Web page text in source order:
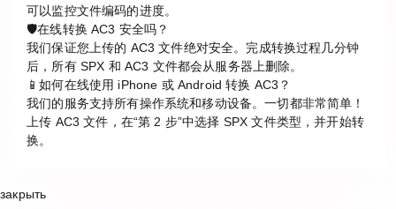
可以监控文件编码的进度。
🛡️在线转换 AC3 安全吗？
我们保证您上传的 AC3 文件绝对安全。完成转换过程几分钟
后，所有 SPX 和 AC3 文件都会从服务器上删除。
📱如何在线使用 iPhone 或 Android 转换 AC3？
我们的服务支持所有操作系统和移动设备。一切都非常简单！
上传 AC3 文件，在“第 2 步”中选择 SPX 文件类型，并开始转
换。
закрыть